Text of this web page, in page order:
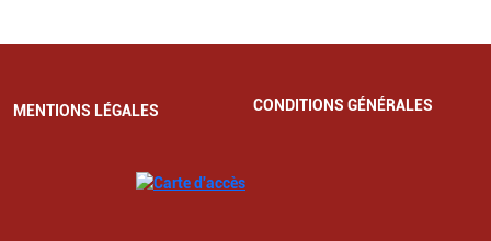
MENTIONS LÉGALES CONDITIONS GÉNÉRALES